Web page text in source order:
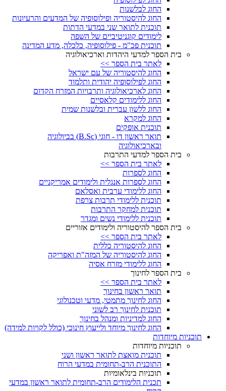
החוג לבלשנות
החוג להיסטוריה ופילוסופיה של המדעים והרעיונות
תוכנית לתואר שני במדעי הדתות
לימודים קוגניטיביים של השפה
תוכנית פכ"מ - פילוסופיה, כלכלה, מדע המדינה
בית הספר למדעי היהדות וארכיאולוגיה
לאתר בית הספר >>
החוג להיסטוריה של עם ישראל
החוג לפילוסופיה יהודית ותלמוד
החוג לארכיאולוגיה ותרבויות המזרח הקדום
החוג ללימודים קלאסיים
החוג ללשון עברית ובלשנות שמית
החוג למקרא
תוכנית אופקים
תואר ראשון דו - חוגי (B.Sc) בביולוגיה
ובארכיאולוגיה
בית הספר למדעי התרבות
לאתר בית הספר >>
החוג לספרות
החוג לספרות אנגלית ולימודים אמריקניים
החוג ללימודי ערבית ואסלאם
תוכנית ללימודי תרבות צרפת
תוכנית למחקר התרבות
תוכנית ללימודי נשים ומגדר
בית הספר להיסטוריה ולימודים אזוריים
לאתר בית הספר >>
החוג להיסטוריה כללית
החוג להיסטוריה של המזה"ת ואפריקה
החוג ללימודי מזרח אסיה
בית הספר לחינוך
לאתר בית הספר >>
תואר ראשון בחינוך
החוג לחינוך מתמטי, מדעי וטכנולוגי
תוכנית לחינוך רב לשוני
החוג למדיניות ומנהל בחינוך
החוג לחינוך מיוחד ולייעוץ חינוכי (כולל לקויות למידה)
תוכניות מיוחדות
תוכניות מיוחדות
תוכנית מואצת לתואר ראשון ושני
התוכנית הרב-תחומית במדעי הרוח
תוכניות בינלאומיות
תכנית הלימודים הרב-תחומית לתואר ראשון במדעי